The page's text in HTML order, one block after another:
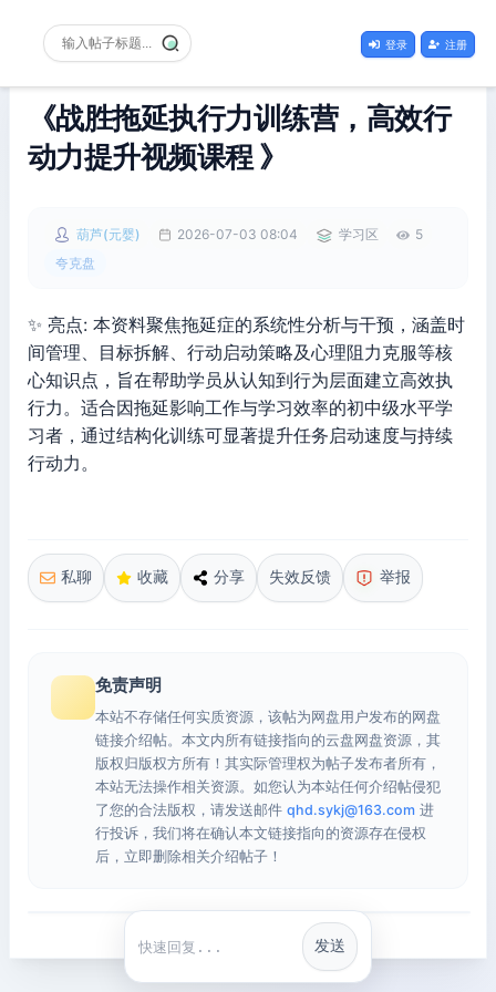
登录 注册
《战胜拖延执行力训练营，高效行
动力提升视频课程 》
葫芦(元婴) 2026-07-03 08:04 学习区
5
夸克盘
✨ 亮点: 本资料聚焦拖延症的系统性分析与干预，涵盖时
间管理、目标拆解、行动启动策略及心理阻力克服等核
心知识点，旨在帮助学员从认知到行为层面建立高效执
行力。适合因拖延影响工作与学习效率的初中级水平学
习者，通过结构化训练可显著提升任务启动速度与持续
行动力。
私聊 收藏 分享 失效反馈 举报
免责声明
本站不存储任何实质资源，该帖为网盘用户发布的网盘
链接介绍帖。本文内所有链接指向的云盘网盘资源，其
版权归版权方所有！其实际管理权为帖子发布者所有，
本站无法操作相关资源。如您认为本站任何介绍帖侵犯
了您的合法版权，请发送邮件 qhd.sykj@163.com 进
行投诉，我们将在确认本文链接指向的资源存在侵权
后，立即删除相关介绍帖子！
快捷回复
发送